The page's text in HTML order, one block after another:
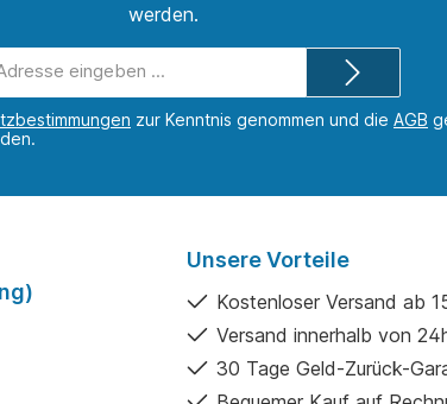
werden.
Mail-
Adresse*
zur Kenntnis genommen und die AGB
Unsere Vorteile
Kostenloser Versand ab
Versand innerhalb von
30 Tage Geld-Zurück-